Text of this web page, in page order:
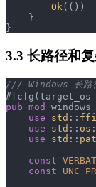
        Ok
(())
    }
}
3.3 长路径和
/// Windows 长路
#[cfg(target_os
pub mod
    use
std :: ffi
    use
std :: os
    use
std ::
    const
    const